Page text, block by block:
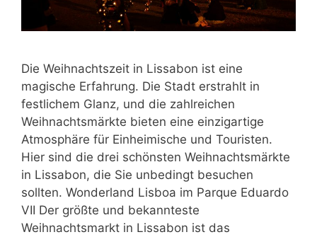
Die Weihnachtszeit in Lissabon ist eine
magische Erfahrung. Die Stadt erstrahlt in
festlichem Glanz, und die zahlreichen
Weihnachtsmärkte bieten eine einzigartige
Atmosphäre für Einheimische und Touristen.
Hier sind die drei schönsten Weihnachtsmärkte
in Lissabon, die Sie unbedingt besuchen
sollten. Wonderland Lisboa im Parque Eduardo
VII Der größte und bekannteste
Weihnachtsmarkt in Lissabon ist das